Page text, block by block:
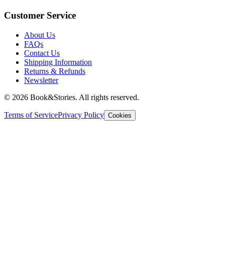
Customer Service
About Us
FAQs
Contact Us
Shipping Information
Returns & Refunds
Newsletter
© 2026 Book&Stories. All rights reserved.
Terms of ServicePrivacy Policy Cookies